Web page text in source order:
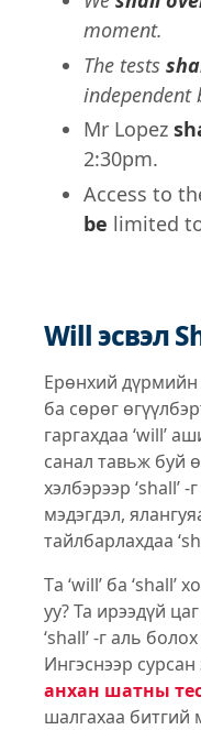
moment.
The tests
independent
Mr Lopez
2:30pm.
Access to
be limited
Will эсвэл
Ерөнхий дүрмийн
ба сөрөг
гаргахдаа ‘will’
санал тавьж буй
хэлбэрээр ‘shall’
мэдэгдэл,
тайлбарлахдаа
Tа ‘will’ ба ‘shall’
уу? Та ирээдүй
‘shall’ -г аль
Ингэснээр
анхан шатны
шалгахаа битгий